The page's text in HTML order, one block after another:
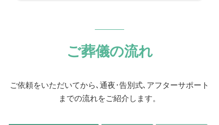
ご葬儀の流れ
ご依頼をいただいてから､通夜･告別式､アフターサポート
までの流れをご紹介します。